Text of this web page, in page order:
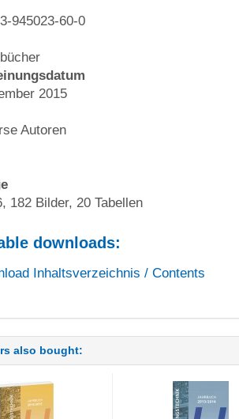
945023-60-0
2015
Autoren
182 Bilder, 20 Tabellen
downloads:
Inhaltsverzeichnis / Contents
also bought: